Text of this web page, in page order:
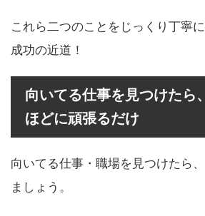
これら二つのことをじっくり丁寧
成功の近道！
向いてる仕事を見つけたら
ほどに頑張るだけ
向いてる仕事・職場を見つけたら
ましょう。